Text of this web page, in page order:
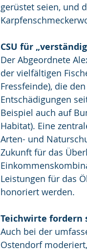
gerüstet seien, und
CSU für
Der Abgeordnete
der vielfältigen
Fressfeinde), die
Entschädigungen
Beispiel auch auf
Habitat). Eine
Arten- und
Zukunft für das
Leistungen für das
honoriert werden.
Teichwirte fordern
Auch bei der
Ostendorf